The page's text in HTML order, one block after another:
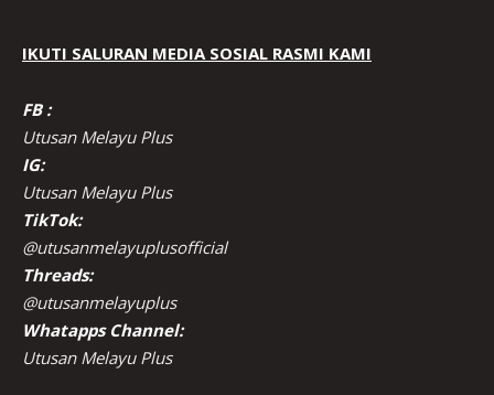
IKUTI SALURAN MEDIA SOSIAL RASMI KAMI
FB :
Utusan Melayu Plus
IG:
Utusan Melayu Plus
TikTok:
@utusanmelayuplusofficial
Threads:
@utusanmelayuplus
Whatapps Channel:
Utusan Melayu Plus